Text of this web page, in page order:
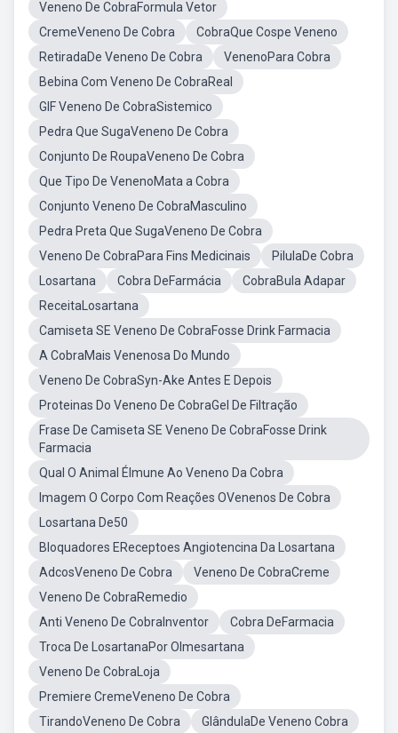
Veneno De CobraFormula Vetor
CremeVeneno De Cobra
CobraQue Cospe Veneno
RetiradaDe Veneno De Cobra
VenenoPara Cobra
Bebina Com Veneno De CobraReal
GIF Veneno De CobraSistemico
Pedra Que SugaVeneno De Cobra
Conjunto De RoupaVeneno De Cobra
Que Tipo De VenenoMata a Cobra
Conjunto Veneno De CobraMasculino
Pedra Preta Que SugaVeneno De Cobra
Veneno De CobraPara Fins Medicinais
PilulaDe Cobra
Losartana
Cobra DeFarmácia
CobraBula Adapar
ReceitaLosartana
Camiseta SE Veneno De CobraFosse Drink Farmacia
A CobraMais Venenosa Do Mundo
Veneno De CobraSyn-Ake Antes E Depois
Proteinas Do Veneno De CobraGel De Filtração
Frase De Camiseta SE Veneno De CobraFosse Drink
Farmacia
Qual O Animal ÉImune Ao Veneno Da Cobra
Imagem O Corpo Com Reações OVenenos De Cobra
Losartana De50
Bloquadores EReceptoes Angiotencina Da Losartana
AdcosVeneno De Cobra
Veneno De CobraCreme
Veneno De CobraRemedio
Anti Veneno De CobraInventor
Cobra DeFarmacia
Troca De LosartanaPor Olmesartana
Veneno De CobraLoja
Premiere CremeVeneno De Cobra
TirandoVeneno De Cobra
GlândulaDe Veneno Cobra